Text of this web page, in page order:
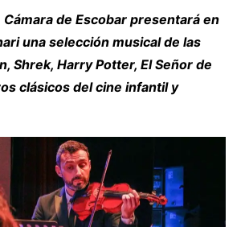
de Escobar presentará en
una selección musical de las
Shrek, Harry Potter, El Señor de
clásicos del cine infantil y